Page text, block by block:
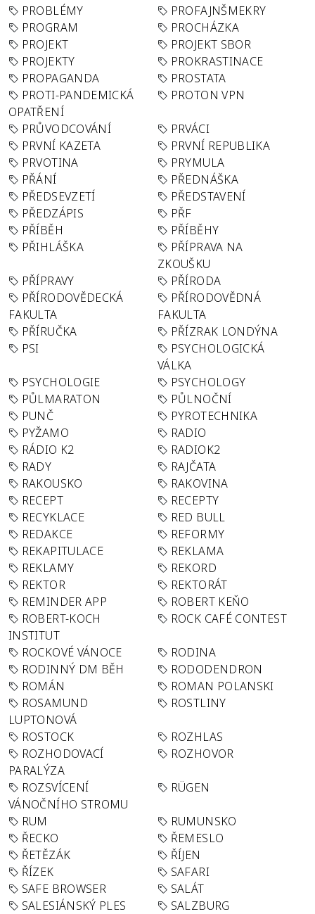
PROBLÉMY
PROFAJNŠMEKRY
PROGRAM
PROCHÁZKA
PROJEKT
PROJEKT SBOR
PROJEKTY
PROKRASTINACE
PROPAGANDA
PROSTATA
PROTI-PANDEMICKÁ
OPATŘENÍ
PROTON VPN
PRŮVODCOVÁNÍ
PRVÁCI
PRVNÍ KAZETA
PRVNÍ REPUBLIKA
PRVOTINA
PRYMULA
PŘÁNÍ
PŘEDNÁŠKA
PŘEDSEVZETÍ
PŘEDSTAVENÍ
PŘEDZÁPIS
PŘF
PŘÍBĚH
PŘÍBĚHY
PŘIHLÁŠKA
PŘÍPRAVA NA
ZKOUŠKU
PŘÍPRAVY
PŘÍRODA
PŘÍRODOVĚDECKÁ
FAKULTA
PŘÍRODOVĚDNÁ
FAKULTA
PŘÍRUČKA
PŘÍZRAK LONDÝNA
PSI
PSYCHOLOGICKÁ
VÁLKA
PSYCHOLOGIE
PSYCHOLOGY
PŮLMARATON
PŮLNOČNÍ
PUNČ
PYROTECHNIKA
PYŽAMO
RADIO
RÁDIO K2
RADIOK2
RADY
RAJČATA
RAKOUSKO
RAKOVINA
RECEPT
RECEPTY
RECYKLACE
RED BULL
REDAKCE
REFORMY
REKAPITULACE
REKLAMA
REKLAMY
REKORD
REKTOR
REKTORÁT
REMINDER APP
ROBERT KEŇO
ROBERT-KOCH
INSTITUT
ROCK CAFÉ CONTEST
ROCKOVÉ VÁNOCE
RODINA
RODINNÝ DM BĚH
RODODENDRON
ROMÁN
ROMAN POLANSKI
ROSAMUND
LUPTONOVÁ
ROSTLINY
ROSTOCK
ROZHLAS
ROZHODOVACÍ
PARALÝZA
ROZHOVOR
ROZSVÍCENÍ
VÁNOČNÍHO STROMU
RÜGEN
RUM
RUMUNSKO
ŘECKO
ŘEMESLO
ŘETĚZÁK
ŘÍJEN
ŘÍZEK
SAFARI
SAFE BROWSER
SALÁT
SALESIÁNSKÝ PLES
SALZBURG